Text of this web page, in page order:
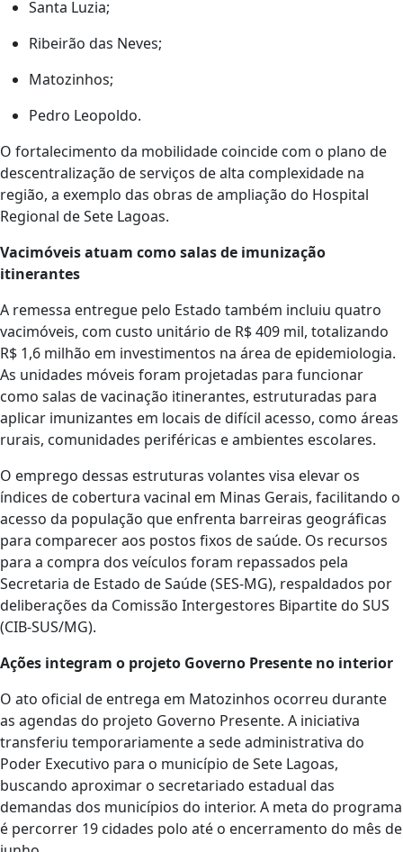
Santa Luzia;
Ribeirão das Neves;
Matozinhos;
Pedro Leopoldo.
O fortalecimento da mobilidade coincide com o plano de
descentralização de serviços de alta complexidade na
região, a exemplo das obras de ampliação do Hospital
Regional de Sete Lagoas.
Vacimóveis atuam como salas de imunização
itinerantes
A remessa entregue pelo Estado também incluiu quatro
vacimóveis, com custo unitário de R$ 409 mil, totalizando
R$ 1,6 milhão em investimentos na área de epidemiologia.
As unidades móveis foram projetadas para funcionar
como salas de vacinação itinerantes, estruturadas para
aplicar imunizantes em locais de difícil acesso, como áreas
rurais, comunidades periféricas e ambientes escolares.
O emprego dessas estruturas volantes visa elevar os
índices de cobertura vacinal em Minas Gerais, facilitando o
acesso da população que enfrenta barreiras geográficas
para comparecer aos postos fixos de saúde. Os recursos
para a compra dos veículos foram repassados pela
Secretaria de Estado de Saúde (SES-MG), respaldados por
deliberações da Comissão Intergestores Bipartite do SUS
(CIB-SUS/MG).
Ações integram o projeto Governo Presente no interior
O ato oficial de entrega em Matozinhos ocorreu durante
as agendas do projeto Governo Presente. A iniciativa
transferiu temporariamente a sede administrativa do
Poder Executivo para o município de Sete Lagoas,
buscando aproximar o secretariado estadual das
demandas dos municípios do interior. A meta do programa
é percorrer 19 cidades polo até o encerramento do mês de